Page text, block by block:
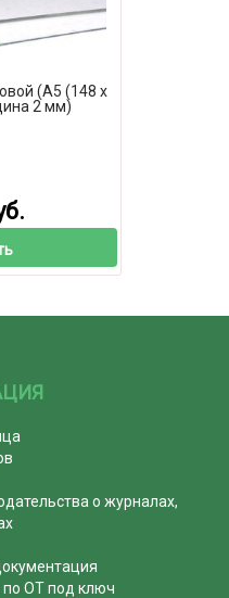
(А5 (148 х
2 мм)
о журналах,
ОТ под ключ